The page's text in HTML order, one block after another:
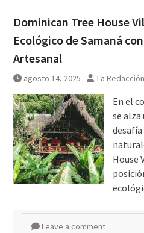
Dominican Tree House
Ecológico de Samaná
Artesanal
agosto 14, 2025 La Redacción
En el
se
House
Leave a comment